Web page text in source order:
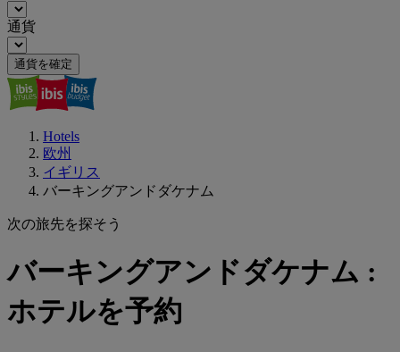
通貨
通貨を確定
Hotels
欧州
イギリス
バーキングアンドダケナム
次の旅先を探そう
バーキングアンドダケナム :
ホテルを予約